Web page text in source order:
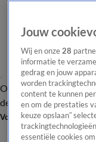
OverzichtAfleveringen
de redactie
Volg Shownieuws
Jouw
Wij en onze 28
informatie te
gedrag en jouw
worden
content te kunnen
en om de prestaties
keuze opslaan”
essentiële cookies